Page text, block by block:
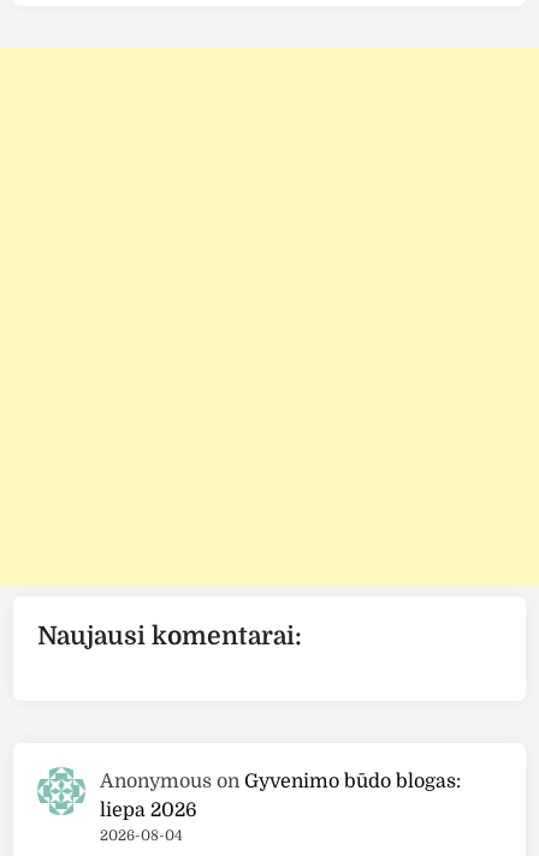
Naujausi komentarai:
Anonymous onGyvenimo būdo blogas:
liepa 2026
2026-08-04